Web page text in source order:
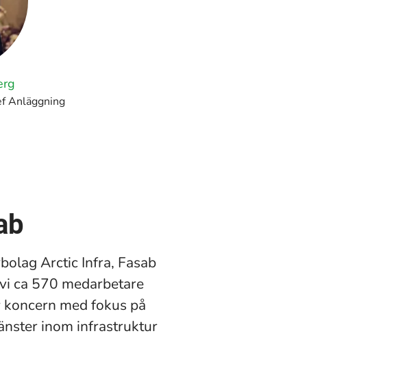
Anläggning
Arctic Infra, Fasab
ca 570 medarbetare
med fokus på
inom infrastruktur